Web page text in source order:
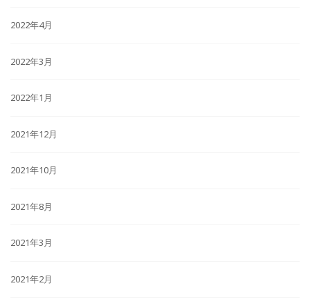
2022年4月
2022年3月
2022年1月
2021年12月
2021年10月
2021年8月
2021年3月
2021年2月